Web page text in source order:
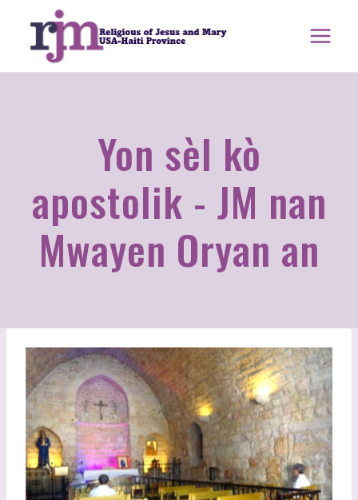
kontni
Yon sèl kò
apostolik - JM nan
Mwayen Oryan an